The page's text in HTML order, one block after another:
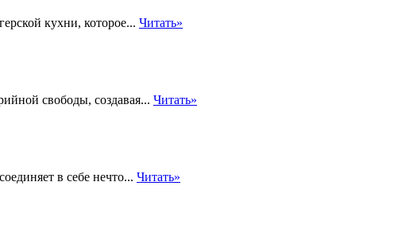
кухни, которое... Читать»
свободы, создавая... Читать»
в себе нечто... Читать»